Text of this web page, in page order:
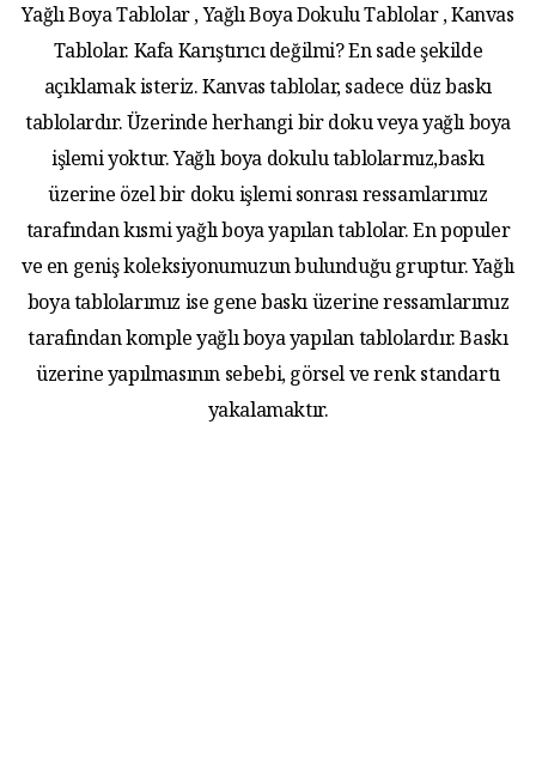
Yağlı Boya Tablolar , Yağlı Boya Dokulu Tablolar , Kanvas
Tablolar. Kafa Karıştırıcı değilmi? En sade şekilde
açıklamak isteriz. Kanvas tablolar, sadece düz baskı
tablolardır. Üzerinde herhangi bir doku veya yağlı boya
işlemi yoktur. Yağlı boya dokulu tablolarmız,baskı
üzerine özel bir doku işlemi sonrası ressamlarımız
tarafından kısmi yağlı boya yapılan tablolar. En populer
ve en geniş koleksiyonumuzun bulunduğu gruptur. Yağlı
boya tablolarımız ise gene baskı üzerine ressamlarımız
tarafından komple yağlı boya yapılan tablolardır. Baskı
üzerine yapılmasının sebebi, görsel ve renk standartı
yakalamaktır.